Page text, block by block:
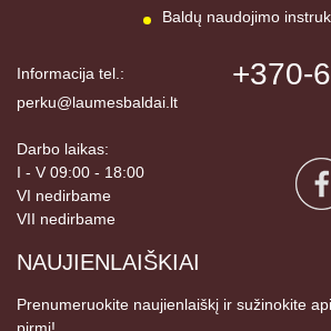
Baldų naudojimo
Informacija tel.: +370-
perku@laumesbaldai.lt
Darbo laikas:
I - V 09:00 - 18:00
VI nedirbame
VII nedirbame
NAUJIENLAIŠKIAI
Prenumeruokite naujienlaiškį ir sužinokite